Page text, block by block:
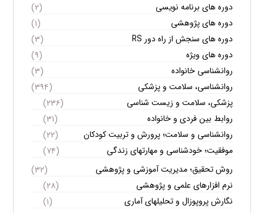
دوره های برنامه نویسی
(۲)
دوره های پژوهشی
(۱)
دوره های سنجش از راه دور RS
(۳)
دوره های ویژه
(۹)
روانشناسی خانواده
(۳)
روانشناسی، سلامت و پزشکی
(۳۹۴)
پزشکی، سلامت و زیست شناسی
(۲۳۶)
روابط بین فردی و خانواده
(۳۱)
روانشناسی و سلامت؛ پرورش و تربیت کودکان
(۲۲)
موفقیت؛ خودشناسی و مهارتهای زندگی
(۷۴)
روش تحقیق؛ مدیریت آموزشی و پژوهشی
(۳۲)
نرم افزارهای علمی و پژوهشی
(۲۸)
نگارش پروپوزال و تحلیلهای آماری
(۱)